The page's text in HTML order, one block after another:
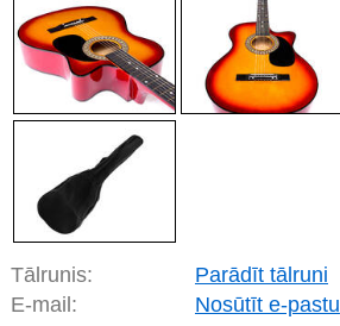
Tālrunis:
Parādīt tālruni
E-mail:
Nosūtīt e-pastu